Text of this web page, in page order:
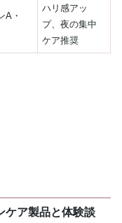
A・
ハリ感アッ
プ、夜の集中
ケア推奨
ケア製品と体験談